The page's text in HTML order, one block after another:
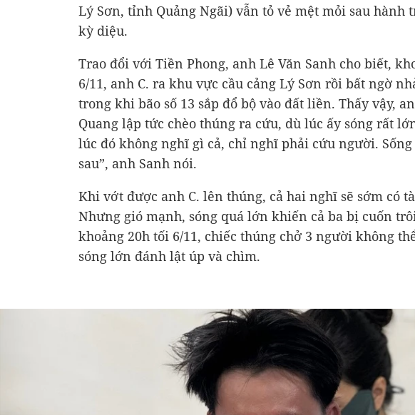
Lý Sơn, tỉnh Quảng Ngãi) vẫn tỏ vẻ mệt mỏi sau hành
kỳ diệu.
Trao đổi với Tiền Phong, anh Lê Văn Sanh cho biết,
6/11, anh C. ra khu vực cầu cảng Lý Sơn rồi bất ngờ
trong khi bão số 13 sắp đổ bộ vào đất liền. Thấy vậy,
Quang lập tức chèo thúng ra cứu, dù lúc ấy sóng rất
lúc đó không nghĩ gì cả, chỉ nghĩ phải cứu người.
sau”, anh Sanh nói.
Khi vớt được anh C. lên thúng, cả hai nghĩ sẽ sớm có
Nhưng gió mạnh, sóng quá lớn khiến cả ba bị cuốn
khoảng 20h tối 6/11, chiếc thúng chở 3 người không
sóng lớn đánh lật úp và chìm.